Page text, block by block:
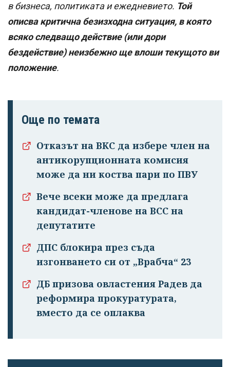
в бизнеса, политиката и ежедневието. Той
описва критична безизходна ситуация, в която
всяко следващо действие (или дори
бездействие) неизбежно ще влоши текущото ви
положение.
Още по темата
Отказът на ВКС да избере член на
антикорупционната комисия
може да ни коства пари по ПВУ
Вече всеки може да предлага
кандидат-членове на ВСС на
депутатите
ДПС блокира през съда
изгонването си от „Врабча“ 23
ДБ призова овластения Радев да
реформира прокуратурата,
вместо да се оплаква